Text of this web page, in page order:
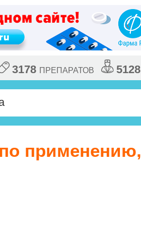
3178 ПРЕПАРАТОВ 5128
применению,